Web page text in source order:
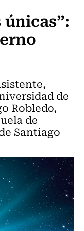
únicas”:
de
Robledo,
de
Santiago